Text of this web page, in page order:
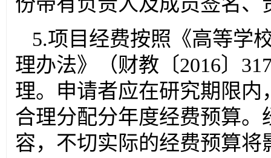
5.项目经费按照《高等学
理办法》（财教〔2016〕
理。申请者应在研究期限
合理分配分年度经费预算
容，不切实际的经费预算将